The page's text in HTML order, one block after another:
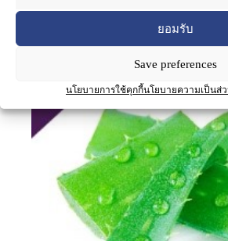
ยอมรับ
Save preferences
นโยบายการใช้คุกกี้นโยบายความเป็นส่